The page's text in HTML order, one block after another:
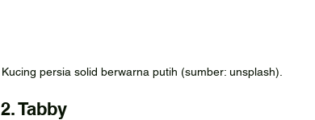
Kucing persia solid berwarna putih (sumber: unsplash).
2. Tabby